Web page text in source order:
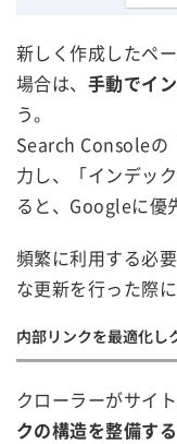
新しく作成したペ
場合は、 手動でイ
う。
Search Consoleの
力し、「インデッ
ると、Googleに優
頻繁に利用する必
な更新を行った際
内部リンクを最適化し
クローラーがサイ
クの構造を整備する